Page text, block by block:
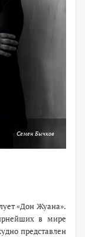
Семен Бычков
«Дон Жуана».
в мире
представлен